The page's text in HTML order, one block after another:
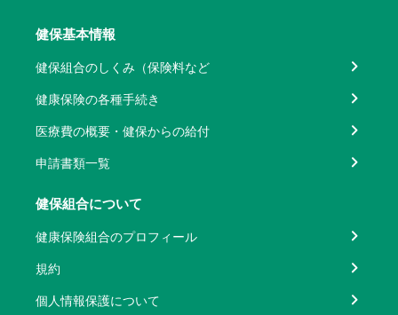
健保基本情報
健保組合のしくみ（保険料など
健康保険の各種手続き
医療費の概要・健保からの給付
申請書類一覧
健保組合について
健康保険組合のプロフィール
規約
個人情報保護について